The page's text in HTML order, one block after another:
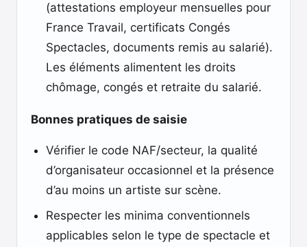
(attestations employeur mensuelles pour
France Travail, certificats Congés
Spectacles, documents remis au salarié).
Les éléments alimentent les droits
chômage, congés et retraite du salarié.
Bonnes pratiques de saisie
Vérifier le code NAF/secteur, la qualité
d’organisateur occasionnel et la présence
d’au moins un artiste sur scène.
Respecter les minima conventionnels
applicables selon le type de spectacle et